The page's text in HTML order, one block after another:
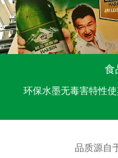
食
环保水墨无毒害特性
品质源自